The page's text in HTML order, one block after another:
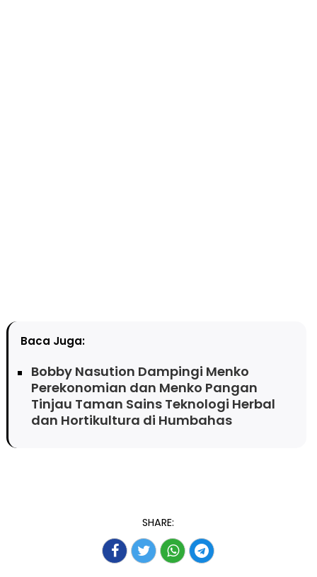
Baca Juga:
Bobby Nasution Dampingi Menko
Perekonomian dan Menko Pangan
Tinjau Taman Sains Teknologi Herbal
dan Hortikultura di Humbahas
SHARE: